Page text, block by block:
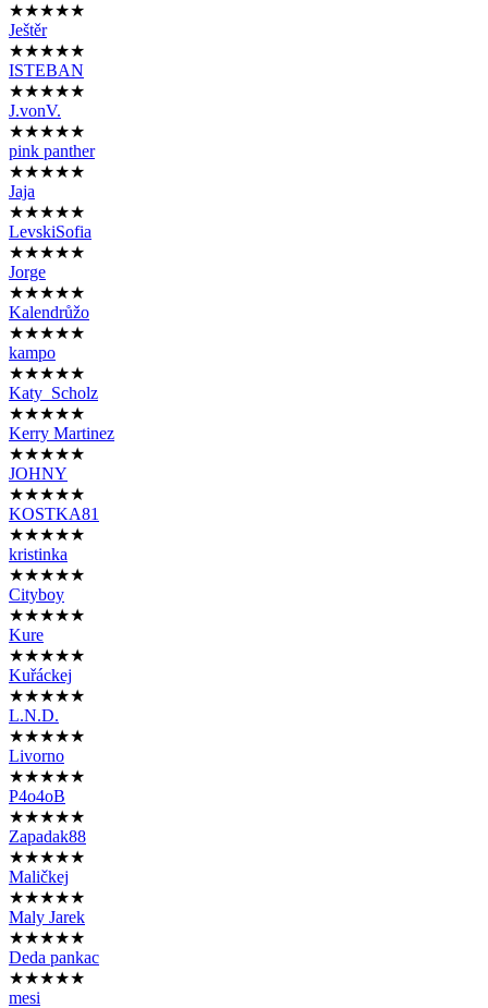
★★★★★
Ještěr
★★★★★
ISTEBAN
★★★★★
J.vonV.
★★★★★
pink panther
★★★★★
Jaja
★★★★★
LevskiSofia
★★★★★
Jorge
★★★★★
Kalendrůžo
★★★★★
kampo
★★★★★
Katy_Scholz
★★★★★
Kerry Martinez
★★★★★
JOHNY
★★★★★
KOSTKA81
★★★★★
kristinka
★★★★★
Cityboy
★★★★★
Kure
★★★★★
Kuřáckej
★★★★★
L.N.D.
★★★★★
Livorno
★★★★★
P4o4oB
★★★★★
Zapadak88
★★★★★
Maličkej
★★★★★
Maly Jarek
★★★★★
Deda pankac
★★★★★
mesi